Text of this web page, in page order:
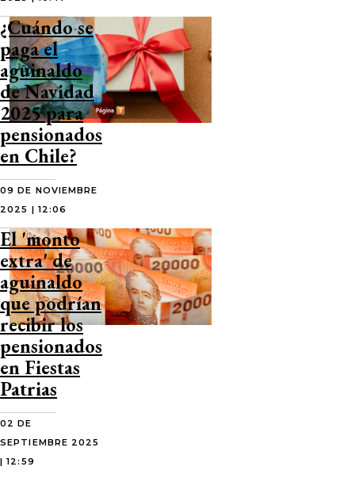
¿Cuándo se
paga el
aguinaldo
de Navidad
2025 para
pensionados
en Chile?
09 DE NOVIEMBRE
2025 | 12:06
El 'monto
extra' de
aguinaldo
que podrían
recibir los
pensionados
en Fiestas
Patrias
02 DE
SEPTIEMBRE 2025
| 12:59